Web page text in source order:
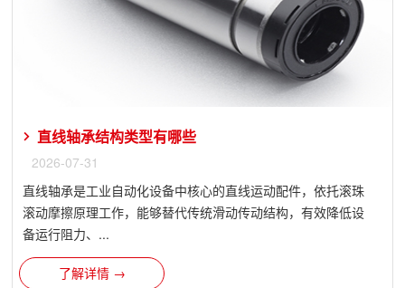
直线轴承结构类型有哪些
2026-07-31
直线轴承是工业自动化设备中核心的直线运动配件，依托滚珠
滚动摩擦原理工作，能够替代传统滑动传动结构，有效降低设
备运行阻力、...
了解详情 →